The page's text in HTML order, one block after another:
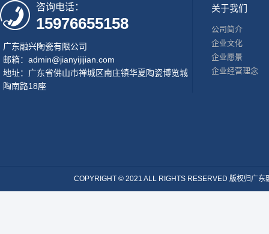
咨询电话：
15976655158
广东融兴陶瓷有限公司
邮箱：admin@jianyijijian.com
地址：广东省佛山市禅城区南庄镇华夏陶瓷博览城
陶南路18座
关于我们
公司简介
企业文化
企业愿景
企业经营理念
COPYRIGHT © 2021 ALL RIGHTS RESERVED 版权归广